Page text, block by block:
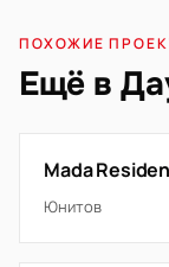
ПОХОЖИЕ
Ещё в
Mada
Юнитов